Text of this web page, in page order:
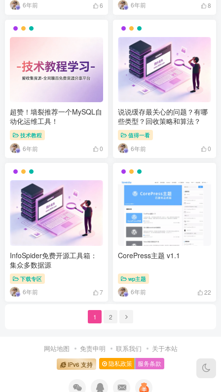
6年前 6 6年前 8
超赞！墙裂推荐一个MySQL自
动化运维工具！
技术教程
6年前 0
说说缓存最关心的问题？有哪
些类型？回收策略和算法？
值得一看
6年前 0
InfoSpider免费开源工具箱：
集众多数据源
下载专区
6年前 7
CorePress主题 v1.1
wp主题
6年前 22
1 2
网站地图 免责申明 联系我们 关于本站
IPv6 支持 隐私政策 服务条款